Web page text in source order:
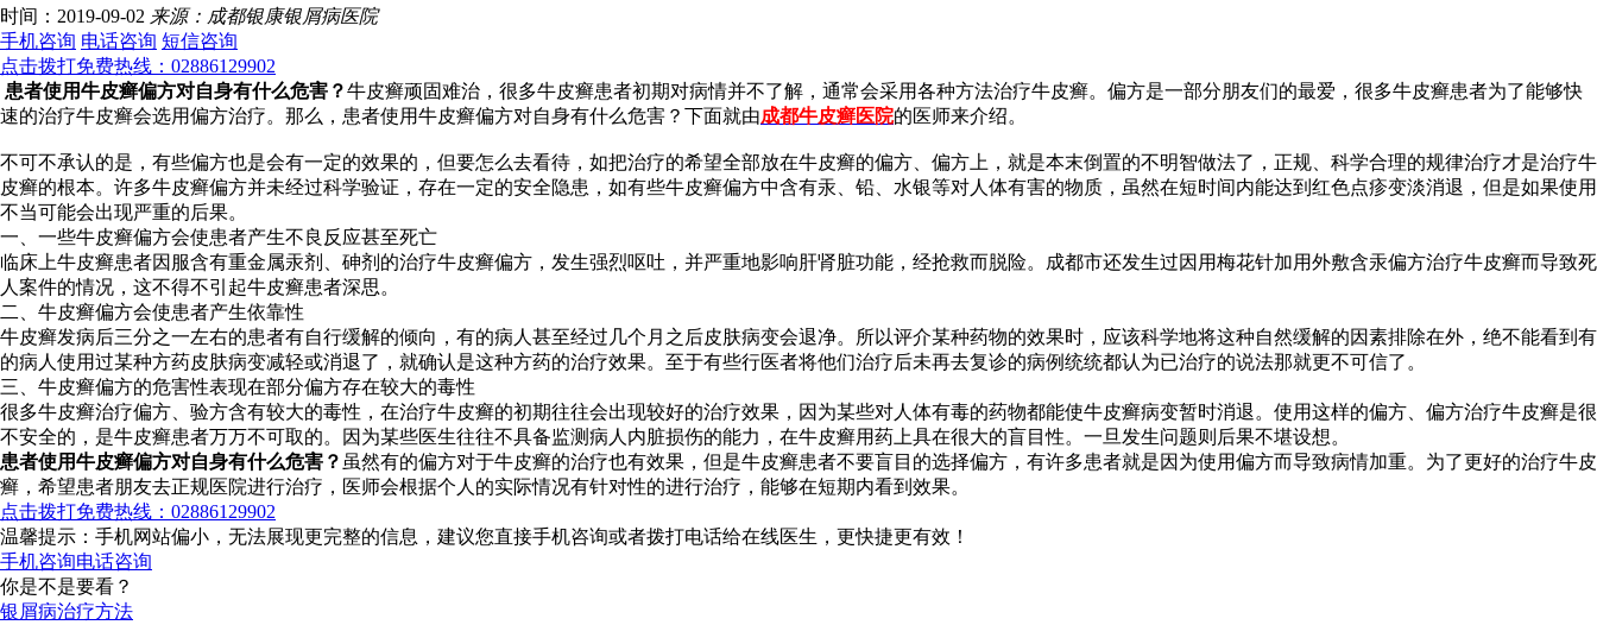
时间：2019-09-02 来源：成都银康银屑病医院
手机咨询 电话咨询 短信咨询
点击拨打免费热线：02886129902
患者使用牛皮癣偏方对自身有什么危害？牛皮癣顽固难治，很多牛皮癣患者初期对病情并不了解，通常会采用各种方法治疗牛皮癣。偏方是一部分朋友们的最爱，很多牛皮癣患者为了能够快
速的治疗牛皮癣会选用偏方治疗。那么，患者使用牛皮癣偏方对自身有什么危害？下面就由成都牛皮癣医院的医师来介绍。
不可不承认的是，有些偏方也是会有一定的效果的，但要怎么去看待，如把治疗的希望全部放在牛皮癣的偏方、偏方上，就是本末倒置的不明智做法了，正规、科学合理的规律治疗才是治疗牛
皮癣的根本。许多牛皮癣偏方并未经过科学验证，存在一定的安全隐患，如有些牛皮癣偏方中含有汞、铅、水银等对人体有害的物质，虽然在短时间内能达到红色点疹变淡消退，但是如果使用
不当可能会出现严重的后果。
一、一些牛皮癣偏方会使患者产生不良反应甚至死亡
临床上牛皮癣患者因服含有重金属汞剂、砷剂的治疗牛皮癣偏方，发生强烈呕吐，并严重地影响肝肾脏功能，经抢救而脱险。成都市还发生过因用梅花针加用外敷含汞偏方治疗牛皮癣而导致死
人案件的情况，这不得不引起牛皮癣患者深思。
二、牛皮癣偏方会使患者产生依靠性
牛皮癣发病后三分之一左右的患者有自行缓解的倾向，有的病人甚至经过几个月之后皮肤病变会退净。所以评介某种药物的效果时，应该科学地将这种自然缓解的因素排除在外，绝不能看到有
的病人使用过某种方药皮肤病变减轻或消退了，就确认是这种方药的治疗效果。至于有些行医者将他们治疗后未再去复诊的病例统统都认为已治疗的说法那就更不可信了。
三、牛皮癣偏方的危害性表现在部分偏方存在较大的毒性
很多牛皮癣治疗偏方、验方含有较大的毒性，在治疗牛皮癣的初期往往会出现较好的治疗效果，因为某些对人体有毒的药物都能使牛皮癣病变暂时消退。使用这样的偏方、偏方治疗牛皮癣是很
不安全的，是牛皮癣患者万万不可取的。因为某些医生往往不具备监测病人内脏损伤的能力，在牛皮癣用药上具在很大的盲目性。一旦发生问题则后果不堪设想。
患者使用牛皮癣偏方对自身有什么危害？ 虽然有的偏方对于牛皮癣的治疗也有效果，但是牛皮癣患者不要盲目的选择偏方，有许多患者就是因为使用偏方而导致病情加重。为了更好的治疗牛皮
癣，希望患者朋友去正规医院进行治疗，医师会根据个人的实际情况有针对性的进行治疗，能够在短期内看到效果。
点击拨打免费热线：02886129902
温馨提示：手机网站偏小，无法展现更完整的信息，建议您直接手机咨询或者拨打电话给在线医生，更快捷更有效！
手机咨询电话咨询
你是不是要看？
银屑病治疗方法